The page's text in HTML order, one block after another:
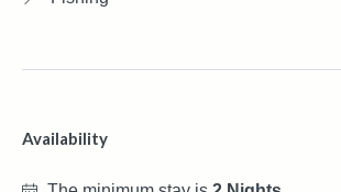
Availability